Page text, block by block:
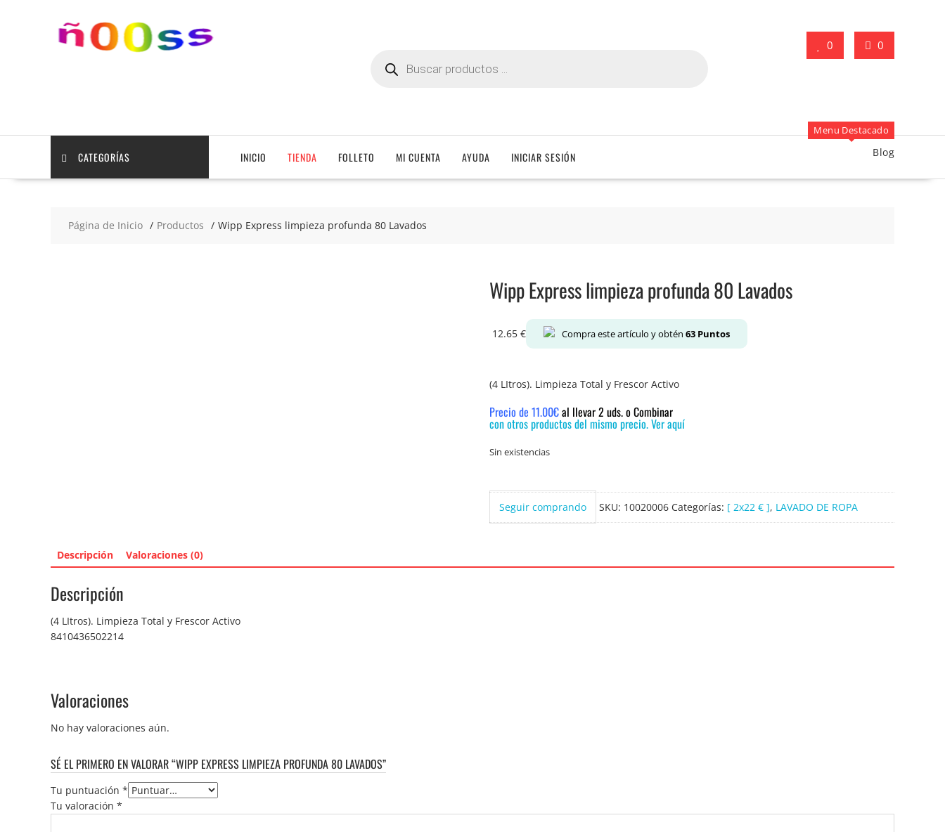
0 0
productos
CATEGORÍAS INICIO TIENDA FOLLETO MI CUENTA AYUDA INICIAR SESIÓN
Menu Destacado
Blog
Página de Inicio Productos Wipp Express limpieza profunda 80 Lavados
Wipp Express limpieza profunda 80 Lavados
12.65 € Compra este artículo y obtén 63 Puntos
(4 LItros). Limpieza Total y Frescor Activo
Precio de 11.00€al llevar 2 uds. o Combinar
con otros productos del mismo precio. Ver aquí
Sin existencias
Seguir comprando SKU: 10020006 Categorías: [ 2x22 € ], LAVADO DE ROPA
Descripción Valoraciones (0)
Descripción
(4 LItros). Limpieza Total y Frescor Activo
8410436502214
Valoraciones
No hay valoraciones aún.
SÉ EL PRIMERO EN VALORAR “WIPP EXPRESS LIMPIEZA PROFUNDA 80 LAVADOS”
Tu puntuación *
Tu valoración *